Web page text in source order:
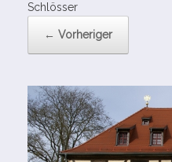
Schlösser
← Vorheriger